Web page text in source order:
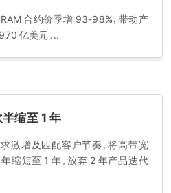
合约价季增 93-98%，带动产
亿美元 ...
缩至 1 年
激增及匹配客户节奏，将高带宽
缩短至 1 年，放弃 2 年产品迭代